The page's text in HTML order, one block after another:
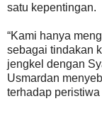
satu kepentingan.
“Kami hanya
sebagai tindakan
jengkel dengan
Usmardan
terhadap